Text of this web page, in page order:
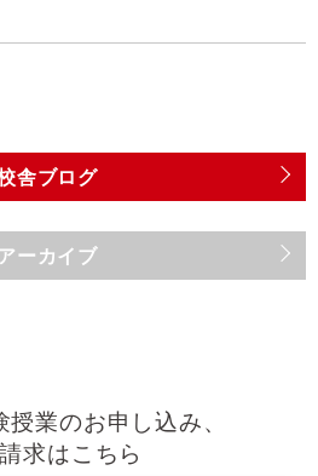
舎ブログ
アーカイブ
業のお申し込み、
求はこちら